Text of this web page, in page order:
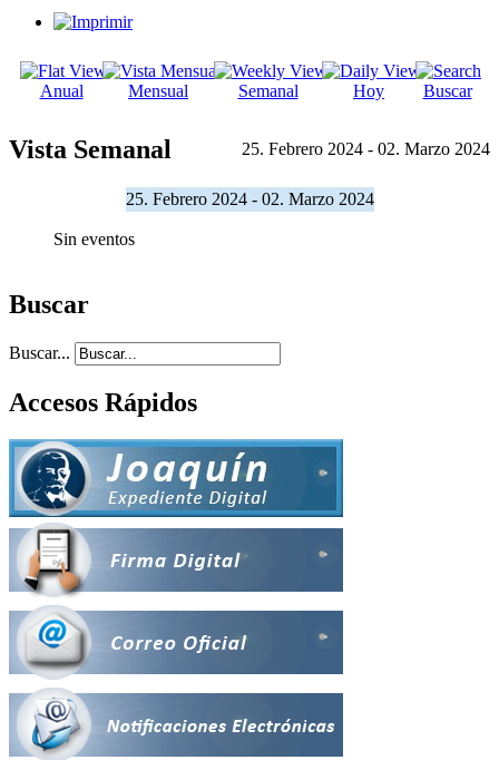
Anual Mensual Semanal Hoy Buscar
Vista Semanal 25. Febrero 2024 - 02. Marzo 2024
25. Febrero 2024 - 02. Marzo 2024
Sin eventos
Buscar
Buscar...
Accesos Rápidos